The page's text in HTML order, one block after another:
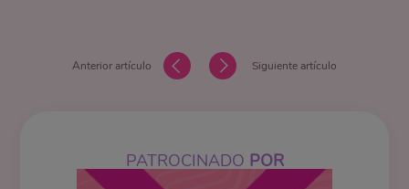
Anterior artículo Siguiente artículo
PATROCINADO POR